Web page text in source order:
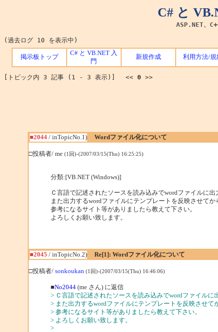
C# と
ASP.NET、
(過去ログ 10 を表示中)
掲示板トップ
C# と VB.NET 入
門
新規作成 利用方法/規
[トピック内 3 記事 (1 - 3 表示)] << 0 >>
■2044/ inTopicNo.1) Wordファイル化について
□投稿者/ me (1回)-(2007/03/15(Thu) 16:25:25)
分類:[VB.NET (Windows)]
Ｃ言語で記述されたソースを読み込みでwordファイルに
また出力するwordファイルにテンプレートを反映させて
参考になるサイト等がありましたら教えて下さい。
よろしくお願い致します。
■2045 / inTopicNo.2) Re[1]: Wordファイル化について
□投稿者/ sonkoukan (1回)-(2007/03/15(Thu) 16:46:06)
■No2044(me さん) に返信
> Ｃ言語で記述されたソースを読み込みでwordファイル
> また出力するwordファイルにテンプレートを反映させて
> 参考になるサイト等がありましたら教えて下さい。
> よろしくお願い致します。
>